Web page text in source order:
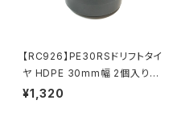
【RC926】PE30RSドリフトタイ
ヤ HDPE 30mm幅 2個入り
KN-DT11PE30
¥1,320